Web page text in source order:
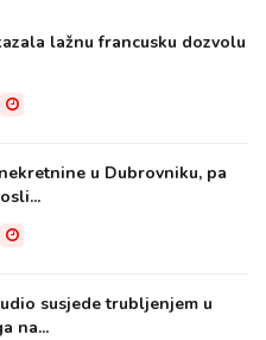
lažnu francusku dozvolu
u Dubrovniku, pa
susjede trubljenjem u
na...